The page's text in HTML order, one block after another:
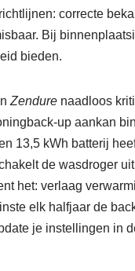
correcte
Bij
bieden.
Zendurenaadloos
up aankan
13,5 kWh batterij
de wasdroger
het: verlaag
elk halfjaar de
je instellingen in